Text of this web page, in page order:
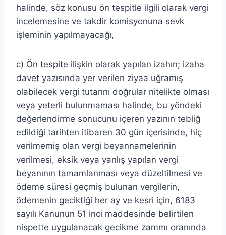
halinde, söz konusu ön tespitle ilgili olarak vergi
incelemesine ve takdir komisyonuna sevk
işleminin yapılmayacağı,
c) Ön tespite ilişkin olarak yapılan izahın; izaha
davet yazısında yer verilen ziyaa uğramış
olabilecek vergi tutarını doğrular nitelikte olması
veya yeterli bulunmaması halinde, bu yöndeki
değerlendirme sonucunu içeren yazının tebliğ
edildiği tarihten itibaren 30 gün içerisinde, hiç
verilmemiş olan vergi beyannamelerinin
verilmesi, eksik veya yanlış yapılan vergi
beyanının tamamlanması veya düzeltilmesi ve
ödeme süresi geçmiş bulunan vergilerin,
ödemenin geciktiği her ay ve kesri için, 6183
sayılı Kanunun 51 inci maddesinde belirtilen
nispette uygulanacak gecikme zammı oranında